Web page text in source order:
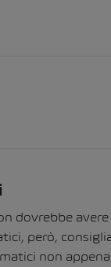
dovrebbe avere
però,
non